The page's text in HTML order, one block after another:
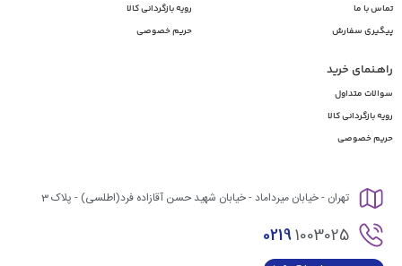
تماس با ما
پیگیری سفارش
رویه بازگردانی کالا
حریم خصوصی
راهـنمای خرید
سوالات متداول
رویه بازگردانی کالا
حریم خصوصی
تهران - خیابان میرداماد - خیابان شهید حسن آقازاده فرد(اطلسی) - پلاک 3
02191003025